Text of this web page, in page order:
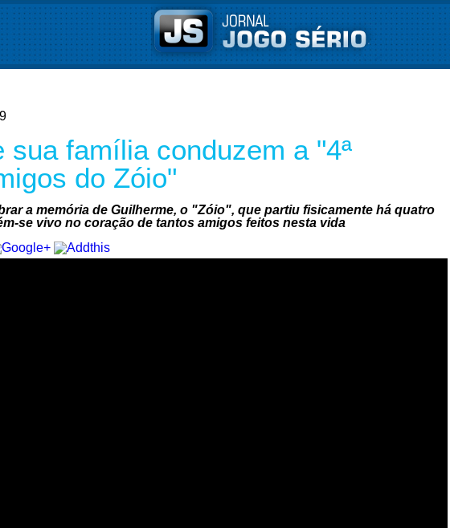
sua família conduzem a "4ª
do Zóio"
a memória de Guilherme, o "Zóio", que partiu fisicamente há quatro
se vivo no coração de tantos amigos feitos nesta vida